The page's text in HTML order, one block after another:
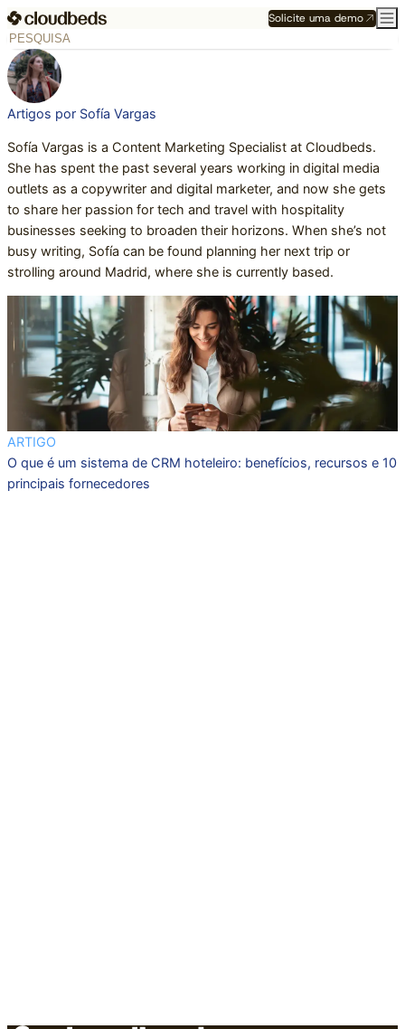
Solicite uma demo
Artigos por Sofía Vargas
Sofía Vargas is a Content Marketing Specialist at Cloudbeds.
She has spent the past several years working in digital media
outlets as a copywriter and digital marketer, and now she gets
to share her passion for tech and travel with hospitality
businesses seeking to broaden their horizons. When she’s not
busy writing, Sofía can be found planning her next trip or
strolling around Madrid, where she is currently based.
ARTIGO
O que é um sistema de CRM hoteleiro: benefícios, recursos e 10
principais fornecedores